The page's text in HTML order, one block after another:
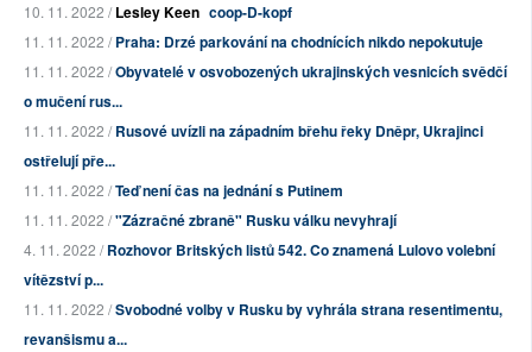
10. 11. 2022 /Lesley Keen coop-D-kopf
11. 11. 2022 /Praha: Drzé parkování na chodnících nikdo nepokutuje
11. 11. 2022 /Obyvatelé v osvobozených ukrajinských vesnicích svědčí
o mučení rus...
11. 11. 2022 /Rusové uvízli na západním břehu řeky Dněpr, Ukrajinci
ostřelují pře...
11. 11. 2022 /Teď není čas na jednání s Putinem
11. 11. 2022 /"Zázračné zbraně" Rusku válku nevyhrají
4. 11. 2022 /Rozhovor Britských listů 542. Co znamená Lulovo volební
vítězství p...
11. 11. 2022 /Svobodné volby v Rusku by vyhrála strana resentimentu,
revanšismu a...